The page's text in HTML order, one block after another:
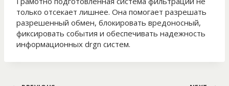
только отсекает лишнее. Она помогает разрешать
разрешенный обмен, блокировать вредоносный,
фиксировать события и обеспечивать надежность
информационных drgn систем.